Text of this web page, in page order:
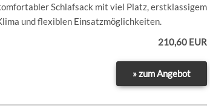
Schlafsack mit viel Platz, erstklassigem
und flexiblen Einsatzmöglichkeiten.
210,60 EUR
» zum Angebot